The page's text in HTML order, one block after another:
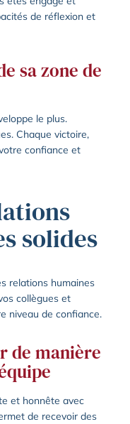
de réflexion et
sa zone de
le plus.
Chaque victoire,
confiance et
solides
relations humaines
collègues et
niveau de confiance.
de manière
et honnête avec
de recevoir des